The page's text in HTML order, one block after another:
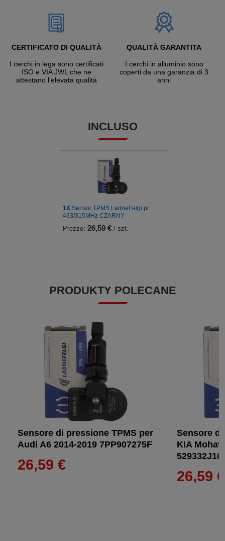
CERTIFICATO DI QUALITÀ
I cerchi in lega sono certificati
ISO e VIA JWL che ne
attestano l'elevata qualità
QUALITÀ GARANTITA
I cerchi in alluminio sono
coperti da una garanzia di 3
anni
INCLUSO
1X Sensor TPMS LadneFelgi.pl
433/315MHz CZARNY
Prezzo: 26,59 €/ szt.
PRODUKTY POLECANE
Sensore di pressione TPMS per
Audi A6 2014-2019 7PP907275F
26,59 €
Sensore
KIA
26,59 €